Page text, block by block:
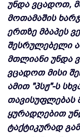
უნდა ვცადოთ,
მოთამაშის
ერთზე მბაპეს
შესრულებელი
მთლიანი უნდა
ვცადოთ მისი
ამით "პსჟ"-ს
თავისუფლებას
ყურადღებით
ტაქტიკურად